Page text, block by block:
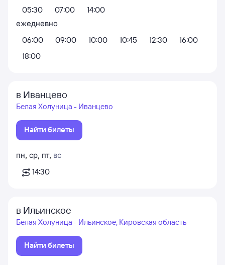
05:30
07:00
14:00
ежедневно
06:00
09:00 10:00 10:45 12:30
16:00
18:00
в Иванцево
Белая Холуница - Иванцево
Найти билеты
пн, ср, пт, вс
14:30
в Ильинское
Белая Холуница - Ильинское, Кировская область
Найти билеты